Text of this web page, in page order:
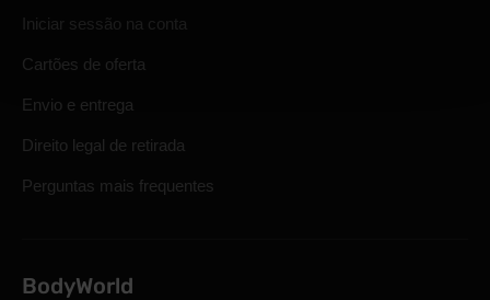
Iniciar sessão na conta
Cartões de oferta
Envio e entrega
Direito legal de retirada
Perguntas mais frequentes
BodyWorld